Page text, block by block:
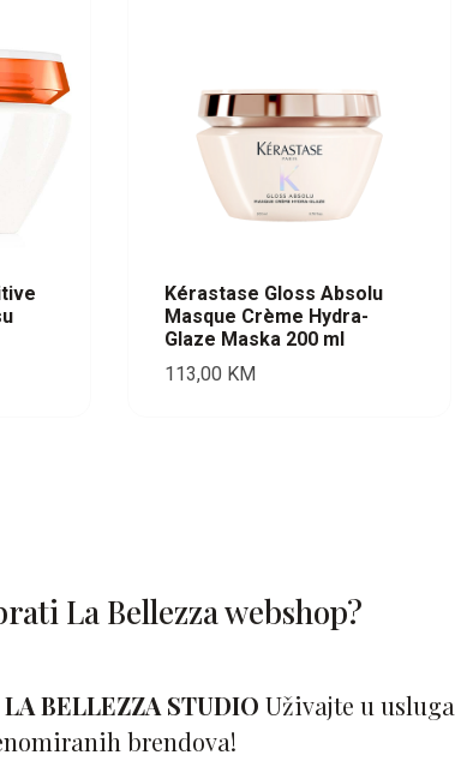
Kérastase Gloss Absolu
Masque Crème Hydra-
Glaze Maska 200 ml
113,00 KM
La Bellezza webshop?
LA BELLEZZA STUDIO Uživajte u
brendova!